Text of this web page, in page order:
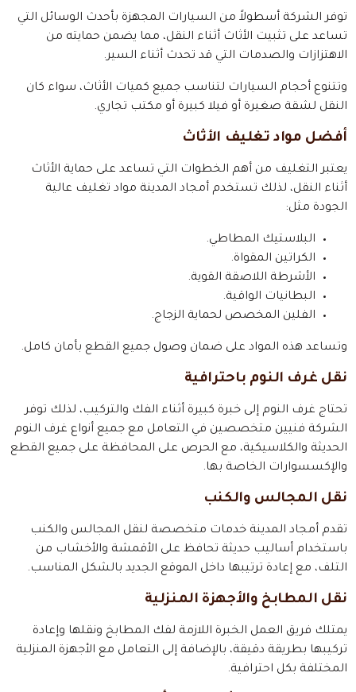
توفر الشركة أسطولاً من السيارات المجهزة بأحدث الوسائل التي
تساعد على تثبيت الأثاث أثناء النقل، مما يضمن حمايته من
الاهتزازات والصدمات التي قد تحدث أثناء السير.
وتتنوع أحجام السيارات لتناسب جميع كميات الأثاث، سواء كان
النقل لشقة صغيرة أو فيلا كبيرة أو مكتب تجاري.
أفضل مواد تغليف الأثاث
يعتبر التغليف من أهم الخطوات التي تساعد على حماية الأثاث
أثناء النقل، لذلك تستخدم أمجاد المدينة مواد تغليف عالية
الجودة مثل:
البلاستيك المطاطي.
الكراتين المقواة.
الأشرطة اللاصقة القوية.
البطانيات الواقية.
الفلين المخصص لحماية الزجاج.
وتساعد هذه المواد على ضمان وصول جميع القطع بأمان كامل.
نقل غرف النوم باحترافية
تحتاج غرف النوم إلى خبرة كبيرة أثناء الفك والتركيب، لذلك توفر
الشركة فنيين متخصصين في التعامل مع جميع أنواع غرف النوم
الحديثة والكلاسيكية، مع الحرص على المحافظة على جميع القطع
والإكسسوارات الخاصة بها.
نقل المجالس والكنب
تقدم أمجاد المدينة خدمات متخصصة لنقل المجالس والكنب
باستخدام أساليب حديثة تحافظ على الأقمشة والأخشاب من
التلف، مع إعادة ترتيبها داخل الموقع الجديد بالشكل المناسب.
نقل المطابخ والأجهزة المنزلية
يمتلك فريق العمل الخبرة اللازمة لفك المطابخ ونقلها وإعادة
تركيبها بطريقة دقيقة، بالإضافة إلى التعامل مع الأجهزة المنزلية
المختلفة بكل احترافية.